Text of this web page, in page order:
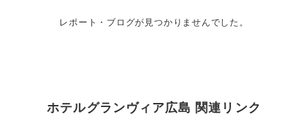
レポート・ブログが見つかりませんでした。
ホテルグランヴィア広島 関連リンク